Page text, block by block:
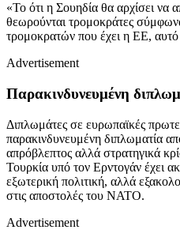
«Το ότι η Σουηδία θα αρχίσει να
θεωρούνται τρομοκράτες
τρομοκρατών που έχει η ΕΕ, αυτό
Advertisement
Παρακινδυνευμένη
Διπλωμάτες σε ευρωπαϊκές
παρακινδυνευμένη διπλωματία
απρόβλεπτος αλλά στρατηγικά
Τουρκία υπό τον Ερντογάν έχει
εξωτερική πολιτική, αλλά
στις αποστολές του ΝΑΤΟ.
Advertisement